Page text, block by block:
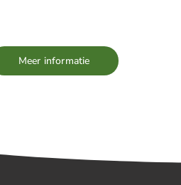
Meer informatie